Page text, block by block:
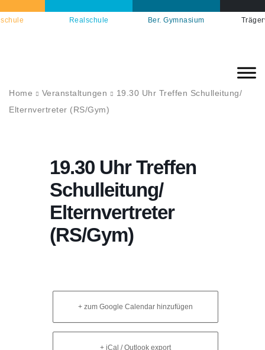
Realschule Ber. Gymnasium
Home Veranstaltungen
19.30 Uhr Treffen Schulleitung/
Elternvertreter (RS/Gym)
19.30 Uhr Treffen
Schulleitung/
Elternvertreter
(RS/Gym)
+ zum Google Calendar hinzufügen
+ iCal / Outlook export